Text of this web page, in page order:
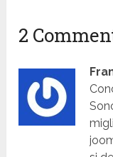
2